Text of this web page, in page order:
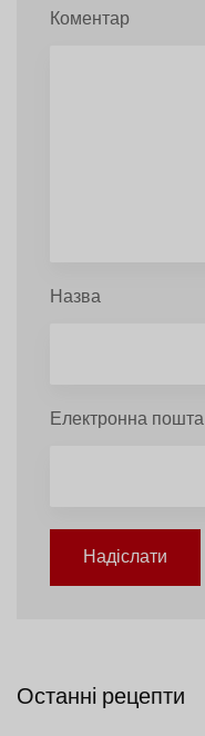
Коментар
Назва
Електронна пошта
Надіслати
Останні рецепти